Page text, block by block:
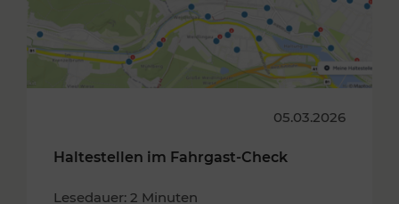
05.03.2026
Haltestellen im Fahrgast-Check
Lesedauer: 2 Minuten